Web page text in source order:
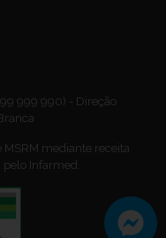
999 990) - Direção
mediante receita
Infarmed.